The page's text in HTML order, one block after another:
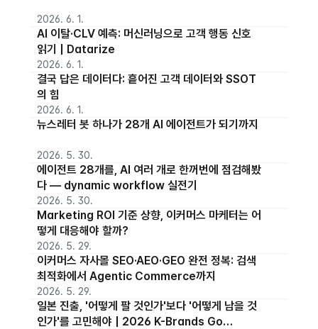
2026. 6. 1.
AI 이탈·CLV 예측: 머신러닝으로 고객 행동 신호
읽기 | Datarize
2026. 6. 1.
결국 답은 데이터다: 흩어진 고객 데이터와 SSOT
의 힘
2026. 6. 1.
뉴스레터 봇 하나가 28개 AI 에이전트가 되기까지
2026. 5. 30.
에이전트 28개를, AI 여러 개로 한꺼번에 점검해봤
다 — dynamic workflow 실전기
2026. 5. 30.
Marketing ROI 기준 상향, 이커머스 마케터는 어
떻게 대응해야 할까?
2026. 5. 29.
이커머스 자사몰 SEO·AEO·GEO 완전 정복: 검색
최적화에서 Agentic Commerce까지
2026. 5. 29.
일본 진출, '어떻게 팔 것인가'보다 '어떻게 남을 것
인가'를 고민해야 | 2026 K-Brands Go